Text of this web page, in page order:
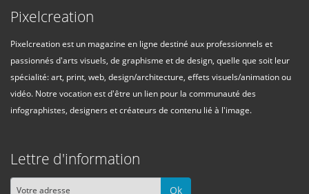
Pixelcreation
Pixelcreation est un magazine en ligne destiné aux professionnels et
passionnés d'arts visuels, de graphisme et de design, quelle que soit leur
spécialité: art, print, web, design/architecture, effets visuels/animation ou
vidéo. Notre vocation est d'être un lien pour la communauté des
infographistes, designers et créateurs de contenu lié à l'image.
Lettre d'information
Ok